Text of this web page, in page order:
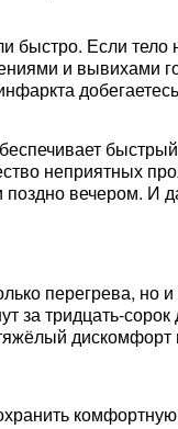
быстро. Если
и вывихами
неприятных
вечером. И
перегрева, но
за тридцать-
дискомфорт